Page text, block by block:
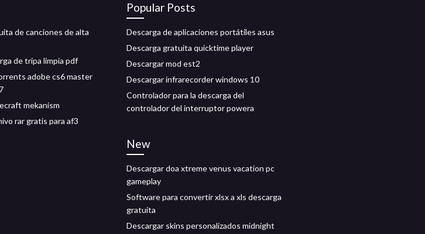
de canciones de alta
de tripa limpia pdf
adobe cs6 master
mekanism
rar gratis para af3
Popular Posts
Descarga de aplicaciones portátiles asus
Descarga gratuita quicktime player
Descargar mod est2
Descargar infrarecorder windows 10
Controlador para la descarga del
controlador del interruptor powera
New
Descargar doa xtreme venus vacation pc
gameplay
Software para convertir xlsx a xls descarga
gratuita
Descargar skins personalizados midnight